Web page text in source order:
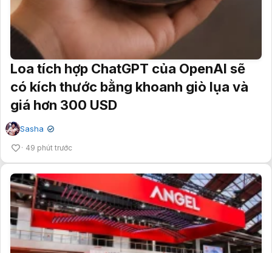
Loa tích hợp ChatGPT của OpenAI sẽ
có kích thước bằng khoanh giò lụa và
giá hơn 300 USD
Sasha ✔
49 phút trước